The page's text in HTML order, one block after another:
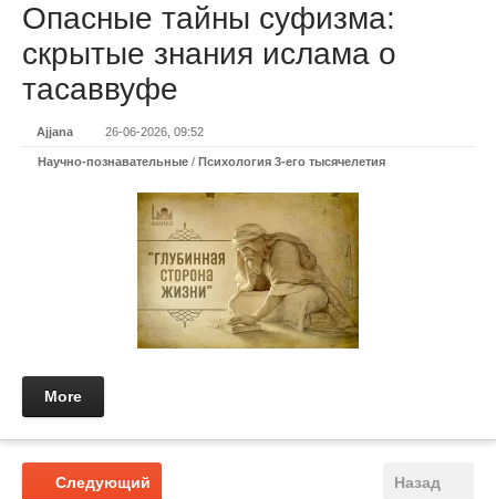
Опасные тайны суфизма:
скрытые знания ислама о
тасаввуфе
Ajjana 26-06-2026, 09:52
Научно-познавательные / Психология 3-его тысячелетия
More
Назад
Следующий